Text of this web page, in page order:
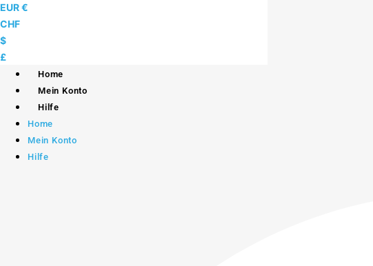
Skip
to
content
EUR €
CHF
$
£
Home
Mein Konto
Hilfe
Home
Mein Konto
Hilfe